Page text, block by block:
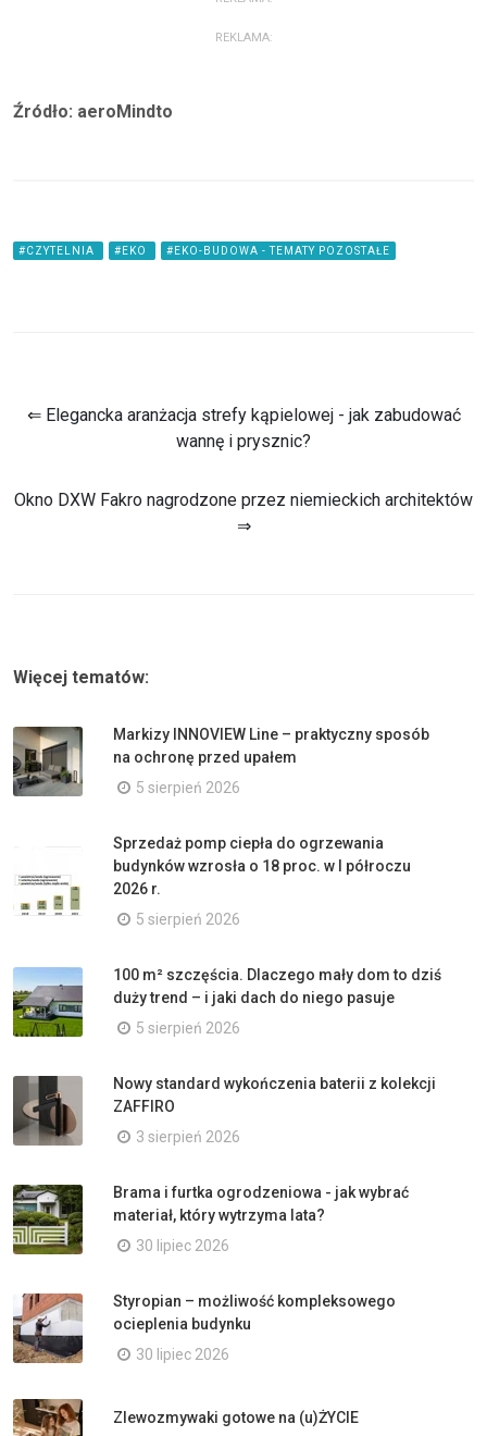
REKLAMA:
Źródło: aeroMindto
#CZYTELNIA #EKO #EKO-BUDOWA - TEMATY POZOSTAŁE
⇐ Elegancka aranżacja strefy kąpielowej - jak zabudować
wannę i prysznic?
Okno DXW Fakro nagrodzone przez niemieckich architektów
⇒
Więcej tematów:
Markizy INNOVIEW Line – praktyczny sposób
na ochronę przed upałem
5 sierpień 2026
Sprzedaż pomp ciepła do ogrzewania
budynków wzrosła o 18 proc. w I półroczu
2026 r.
5 sierpień 2026
100 m² szczęścia. Dlaczego mały dom to dziś
duży trend – i jaki dach do niego pasuje
5 sierpień 2026
Nowy standard wykończenia baterii z kolekcji
ZAFFIRO
3 sierpień 2026
Brama i furtka ogrodzeniowa - jak wybrać
materiał, który wytrzyma lata?
30 lipiec 2026
Styropian – możliwość kompleksowego
ocieplenia budynku
30 lipiec 2026
Zlewozmywaki gotowe na (u)ŻYCIE